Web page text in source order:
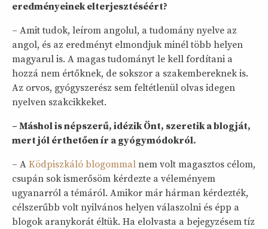
eredményeinek elterjesztéséért?
– Amit tudok, leírom angolul, a tudomány nyelve az
angol, és az eredményt elmondjuk minél több helyen
magyarul is. A magas tudományt le kell fordítani a
hozzá nem értőknek, de sokszor a szakembereknek is.
Az orvos, gyógyszerész sem feltétlenül olvas idegen
nyelven szakcikkeket.
– Máshol is népszerű, idézik Önt, szeretik a blogját,
mert jól érthetően ír a gyógymódokról.
– A Ködpiszkáló blogommal nem volt magasztos célom,
csupán sok ismerősöm kérdezte a véleményem
ugyanarról a témáról. Amikor már hárman kérdezték,
célszerűbb volt nyilvános helyen válaszolni és épp a
blogok aranykorát éltük. Ha elolvasta a bejegyzésem tíz